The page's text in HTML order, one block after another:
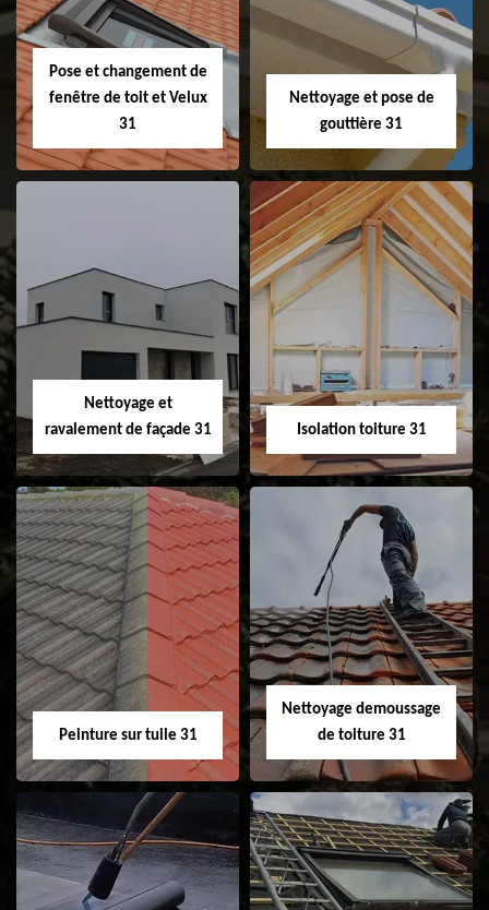
faitage et faitière
31
Pose et changement de
fenêtre de toit et Velux
31
Pose et
changement de
fenêtre de toit et
Velux 31
Nettoyage et pose de
gouttière 31
Nettoyage et pose
Nettoyage et
ravalement de façade 31
Nettoyage et
ravalement de
façade 31
Isolation toiture 31
Isolation toiture 31
Peinture sur tuile 31
Peinture sur tuile
Nettoyage demoussage
de toiture 31
Nettoyage